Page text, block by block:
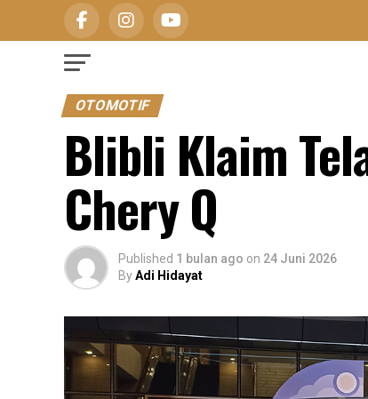
OTOMOTIF
Blibli Klaim
Chery Q
Published 1 bulan ago on 24 Juni 2026
ByAdi Hidayat